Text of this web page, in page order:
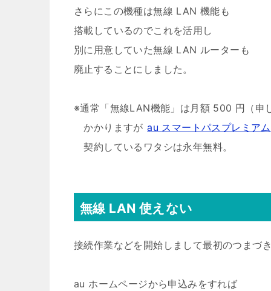
さらにこの機種は無線 LAN 機能も
搭載しているのでこれを活用し
別に用意していた無線 LAN ルーターも
廃止することにしました。
※通常「無線LAN機能」は月額 500 円（申
かかりますが au スマートパスプレミアム
契約しているワタシは永年無料。
無線 LAN 使えない
接続作業などを開始しまして最初のつまづき
au ホームページから申込みをすれば